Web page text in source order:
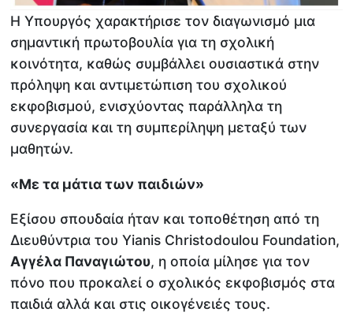
Η Υπουργός χαρακτήρισε τον διαγωνισμό μια
σημαντική πρωτοβουλία για τη σχολική
κοινότητα, καθώς συμβάλλει ουσιαστικά στην
πρόληψη και αντιμετώπιση του σχολικού
εκφοβισμού, ενισχύοντας παράλληλα τη
συνεργασία και τη συμπερίληψη μεταξύ των
μαθητών.
«Με τα μάτια των παιδιών»
Εξίσου σπουδαία ήταν και τοποθέτηση από τη
Διευθύντρια του Yianis Christodoulou Foundation,
Αγγέλα Παναγιώτου, η οποία μίλησε για τον
πόνο που προκαλεί ο σχολικός εκφοβισμός στα
παιδιά αλλά και στις οικογένειές τους.